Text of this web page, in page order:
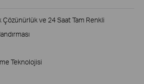
ve 24 Saat Tam Renkli
Teknolojisi